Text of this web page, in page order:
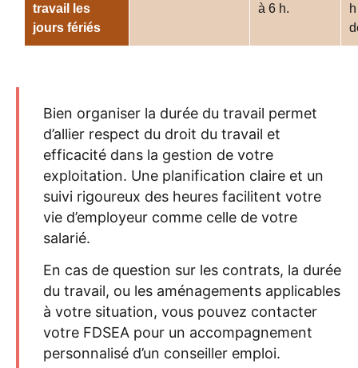
travail les
jours fériés
à 6 h.
Bien organiser la durée du travail permet
d’allier respect du droit du travail et
efficacité dans la gestion de votre
exploitation. Une planification claire et un
suivi rigoureux des heures facilitent votre
vie d’employeur comme celle de votre
salarié.
En cas de question sur les contrats, la durée
du travail, ou les aménagements applicables
à votre situation, vous pouvez contacter
votre FDSEA pour un accompagnement
personnalisé d’un conseiller emploi.